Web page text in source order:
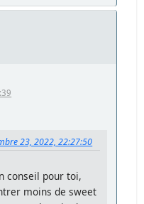
23, 2022, 22:27:50
conseil pour toi,
moins de sweet